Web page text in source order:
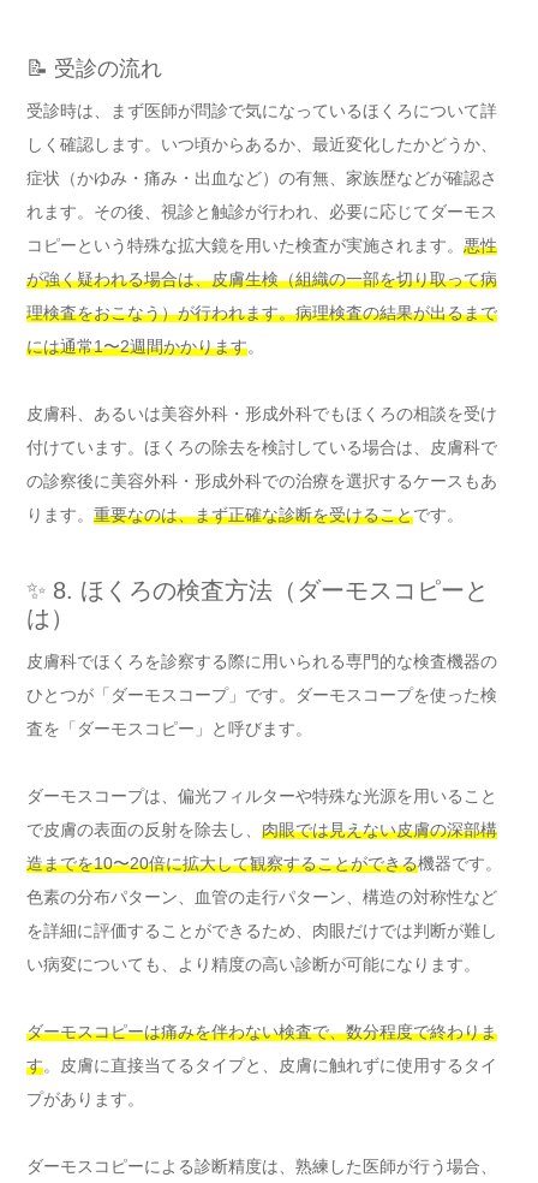
📝 受診の流れ
受診時は、まず医師が問診で気になっているほくろについて詳
しく確認します。いつ頃からあるか、最近変化したかどうか、
症状（かゆみ・痛み・出血など）の有無、家族歴などが確認さ
れます。その後、視診と触診が行われ、必要に応じてダーモス
コピーという特殊な拡大鏡を用いた検査が実施されます。 悪性
が強く疑われる場合は、皮膚生検（組織の一部を切り取って病
理検査をおこなう）が行われます。病理検査の結果が出るまで
には通常1〜2週間かかります。
皮膚科、あるいは美容外科・形成外科でもほくろの相談を受け
付けています。ほくろの除去を検討している場合は、皮膚科で
の診察後に美容外科・形成外科での治療を選択するケースもあ
ります。 重要なのは、まず正確な診断を受けることです。
✨ 8. ほくろの検査方法（ダーモスコピーと
は）
皮膚科でほくろを診察する際に用いられる専門的な検査機器の
ひとつが「ダーモスコープ」です。ダーモスコープを使った検
査を「ダーモスコピー」と呼びます。
ダーモスコープは、偏光フィルターや特殊な光源を用いること
で皮膚の表面の反射を除去し、 肉眼では見えない皮膚の深部構
造までを10〜20倍に拡大して観察することができる機器です。
色素の分布パターン、血管の走行パターン、構造の対称性など
を詳細に評価することができるため、肉眼だけでは判断が難し
い病変についても、より精度の高い診断が可能になります。
ダーモスコピーは痛みを伴わない検査で、数分程度で終わりま
す。皮膚に直接当てるタイプと、皮膚に触れずに使用するタイ
プがあります。
ダーモスコピーによる診断精度は、熟練した医師が行う場合、